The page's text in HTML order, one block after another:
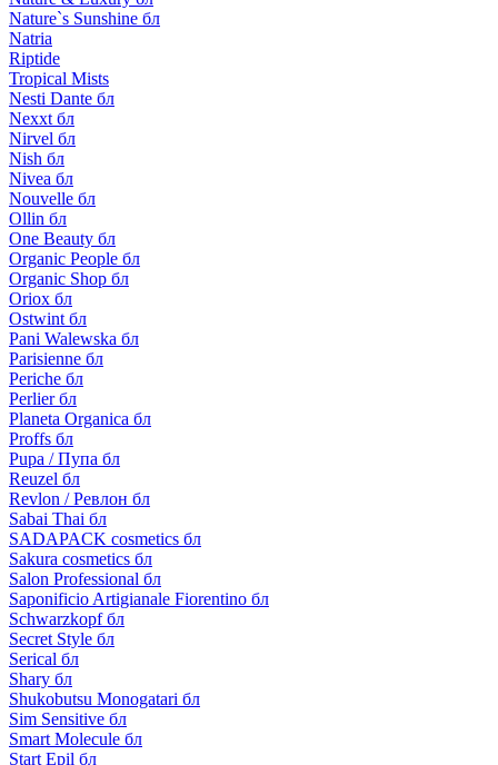
Nature`s Sunshine бл
Natria
Riptide
Tropical Mists
Nesti Dante бл
Nexxt бл
Nirvel бл
Nish бл
Nivea бл
Nouvelle бл
Ollin бл
One Beauty бл
Organic People бл
Organic Shop бл
Oriox бл
Ostwint бл
Pani Walewska бл
Parisienne бл
Periche бл
Perlier бл
Planeta Organica бл
Proffs бл
Pupa / Пупа бл
Reuzel бл
Revlon / Ревлон бл
Sabai Thai бл
SADAPACK cosmetics бл
Sakura cosmetics бл
Salon Professional бл
Saponificio Artigianale Fiorentino бл
Schwarzkopf бл
Secret Style бл
Serical бл
Shary бл
Shukobutsu Monogatari бл
Sim Sensitive бл
Smart Molecule бл
Start Epil бл